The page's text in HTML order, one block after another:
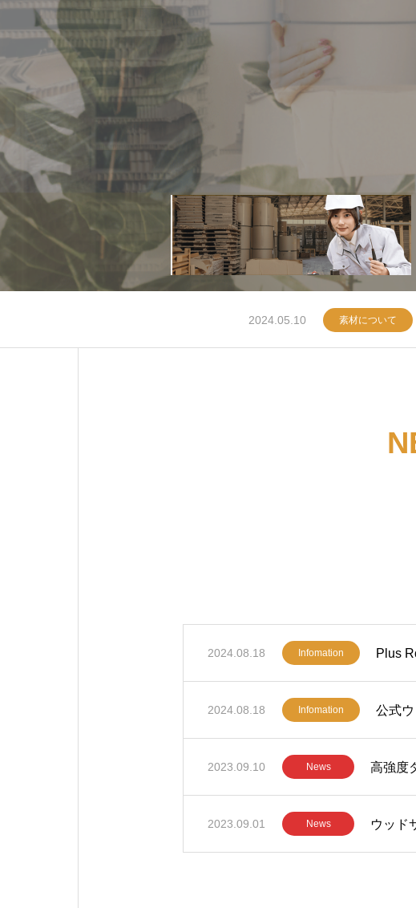
2024.05.10 素材について
2024.08.18 Infomation Plus
2024.08.18 Infomation 公式
2023.09.10 News 高強度
2023.09.01 News ウッド